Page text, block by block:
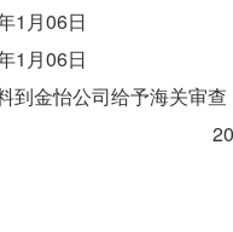
1月06日
1月06日
到金怡公司给予海关审